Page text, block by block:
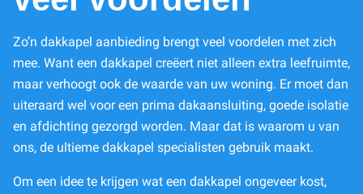
Zo’n dakkapel aanbieding brengt veel voordelen met zich
mee. Want een dakkapel creëert niet alleen extra leefruimte,
maar verhoogt ook de waarde van uw woning. Er moet dan
uiteraard wel voor een prima dakaansluiting, goede isolatie
en afdichting gezorgd worden. Maar dat is waarom u van
ons, de ultieme dakkapel specialisten gebruik maakt.
Om een idee te krijgen wat een dakkapel ongeveer kost,